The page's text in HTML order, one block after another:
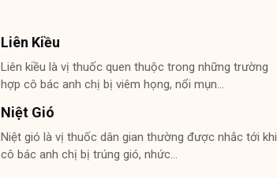
Liên Kiều
Liên kiều là vị thuốc quen thuộc trong những trường
hợp cô bác anh chị bị viêm họng, nổi mụn…
Niệt Gió
Niệt gió là vị thuốc dân gian thường được nhắc tới khi
cô bác anh chị bị trúng gió, nhức…